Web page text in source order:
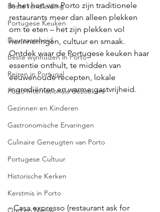
Beste rondleiding
Portugese Keuken
Duurzaamheid
Beste wijnhuizen in Porto
Reizen in Portugal
Porto Internationale Bezoekers
Gezinnen en Kinderen
Gastronomische Ervaringen
Culinaire Geneugten van Porto
Portugese Cultuur
Historische Kerken
Kerstmis in Porto
Oud en Nieuw
In het hart van Porto zijn traditionele
restaurants meer dan alleen plekken
om te eten – het zijn plekken vol
herinneringen, cultuur en smaak.
Ontdek waar de Portugese keuken haar
essentie onthult, te midden van
eeuwenoude recepten, lokale
ingrediënten en warme gastvrijheid.
- Casa expresso (restaurant ask for